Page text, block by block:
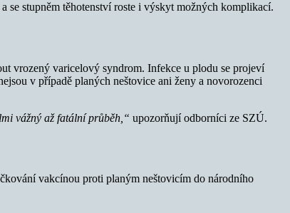
se stupněm těhotenství roste i výskyt možných komplikací.
vrozený varicelový syndrom. Infekce u plodu se projeví
v případě planých neštovice ani ženy a novorozenci
vážný až fatální průběh,“ upozorňují odborníci ze SZÚ.
vakcínou proti planým neštovicím do národního